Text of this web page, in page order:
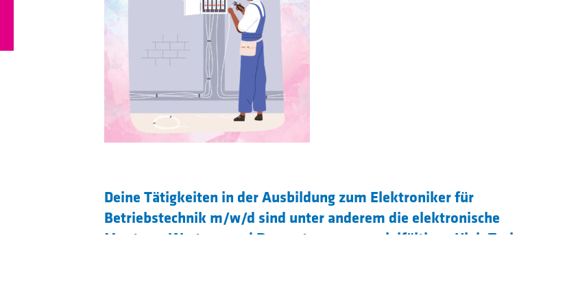
Deine Tätigkeiten in der Ausbildung zum Elektroniker für
Betriebstechnik m/w/d sind unter anderem die elektronische
Montage, Wartung und Reparatur unserer vielfältigen High-Tech-